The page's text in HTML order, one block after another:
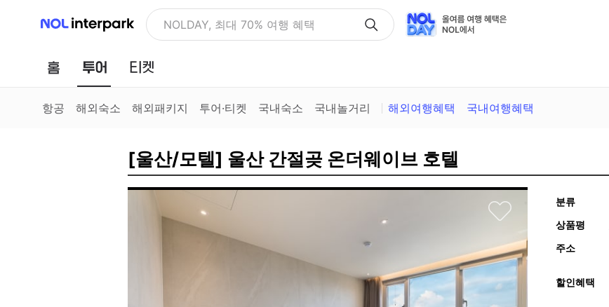
NOL 인터파크 NOLDAY, 최대 70% 여행 혜택
홈 투어
항공 해외숙소 해외패키지 투어·티켓 국내숙소 국내놀거리 해외여행혜택 국내여행혜택
[울산/모텔] 울산 간절곶 온더웨이브 호텔
분류
상품평
주소
할인혜택